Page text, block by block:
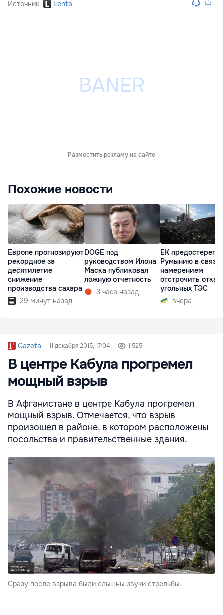
Источник Lenta
Разместить рекламу на сайте
Похожие новости
Европе прогнозируют
рекордное за
десятилетие
снижение
производства сахара
29 минут назад
DOGE под
руководством Илона
Маска публиковал
ложную отчетность
3 часа назад
ЕК предостерегла
Румынию в связи
намерением
отстрочить отказ
угольных ТЭС
вчера
Gazeta 11 декабря 2015, 17:04 1 525
В центре Кабула прогремел
мощный взрыв
В Афганистане в центре Кабула прогремел
мощный взрыв. Отмечается, что взрыв
произошел в районе, в котором расположены
посольства и правительственные здания.
Сразу после взрыва были слышны звуки стрельбы.